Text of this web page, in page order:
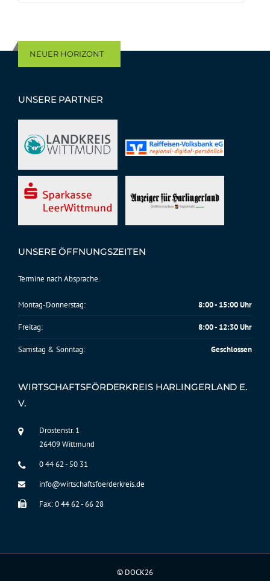
NEUER HORIZONT
UNSERE PARTNER
UNSERE ÖFFNUNGSZEITEN
Termine nach Absprache.
Montag-Donnerstag: 8:00 - 15:00 Uhr
Freitag: 8:00 - 12:30 Uhr
Samstag & Sonntag: Geschlossen
WIRTSCHAFTSFÖRDERKREIS HARLINGERLAND E.
V.
Drostenstr. 1
26409 Wittmund
0 44 62 - 50 31
info@wirtschaftsfoerderkreis.de
Fax: 0 44 62 - 66 28
© DOCK26